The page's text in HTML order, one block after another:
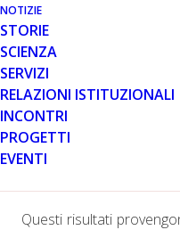
NOTIZIE
STORIE
SCIENZA
SERVIZI
RELAZIONI ISTITUZIONALI
INCONTRI
PROGETTI
EVENTI
sono stati
Neuromuscular Disorders
Muscle Society. Questi
DMD trattati con
rischio minore di
includendo un minor
complicazioni e una
antibiotico sistemico,
Questi risultati